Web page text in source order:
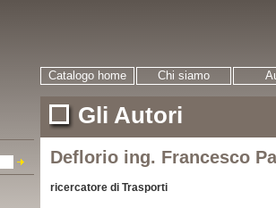
Catalogo home Chi siamo
Gli Autori
Deflorio ing. Francesco
ricercatore di Trasporti